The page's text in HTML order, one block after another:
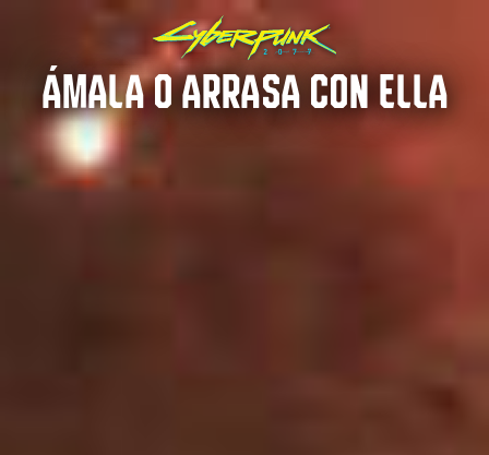
ÁMALA O ARRASA CON ELLA